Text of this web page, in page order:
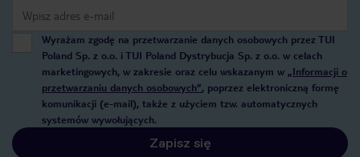
Wyrażam zgodę na przetwarzanie danych osobowych przez TUI
Poland Sp. z o.o. i TUI Poland Dystrybucja Sp. z o.o. w celach
marketingowych, w zakresie oraz celu wskazanym w „Informacji o
przetwarzaniu danych osobowych”, poprzez elektroniczną formę
komunikacji (e-mail), także z użyciem tzw. automatycznych
systemów wywołujących.
Zapisz się